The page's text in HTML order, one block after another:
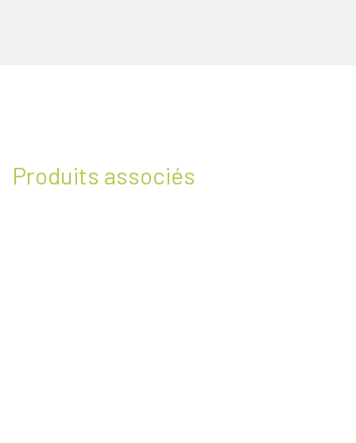
Produits associés